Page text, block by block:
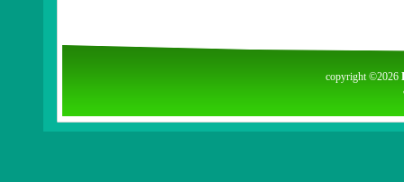
copyright ©2026